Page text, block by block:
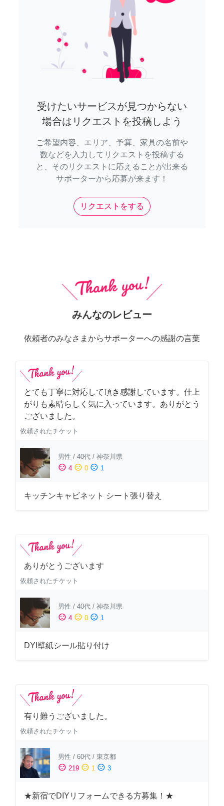
受けたいサービスが見つからない
場合はリクエストを投稿しよう
ご希望内容、エリア、予算、家具の名前や
数などを入力してリクエストを投稿する
と、そのリクエストに応えることが出来る
サポーターから応募が来ます！
リクエストをする
みんなのレビュー
依頼者のみなさまからサポーターへの感謝の言葉
とても丁寧に対応して頂き感謝しています。仕上
がりも素晴らしく気に入っています。ありがとう
ございました。
依頼されたチケット
男性 / 40代 / 神奈川県
sentiment_satisfied 4 sentiment_neutral 0 sentiment_dissatisfied 1
キッチンキャビネット シート張り替え
ありがとうございます
依頼されたチケット
男性 / 40代 / 神奈川県
sentiment_satisfied 4 sentiment_neutral 0 sentiment_dissatisfied 1
DYI壁紙シール貼り付け
有り難うございました。
依頼されたチケット
男性 / 60代 / 東京都
sentiment_satisfied 219 sentiment_neutral 1 sentiment_dissatisfied 3
★新宿でDIYリフォームできる方募集！★